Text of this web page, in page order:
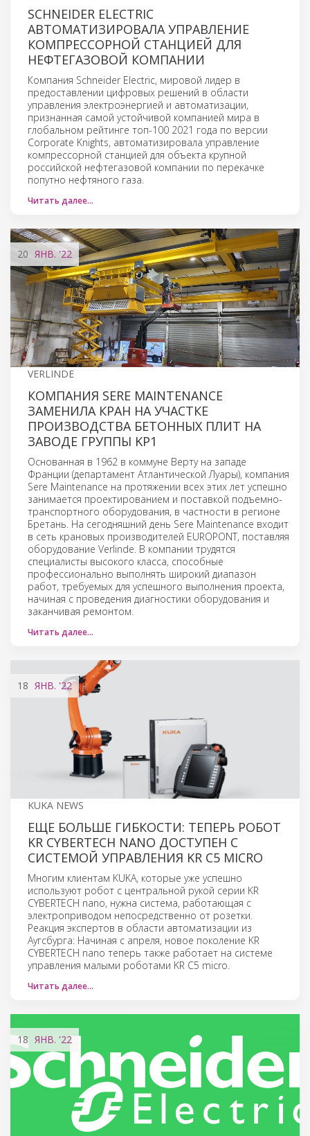
SCHNEIDER ELECTRIC
АВТОМАТИЗИРОВАЛА УПРАВЛЕНИЕ
КОМПРЕССОРНОЙ СТАНЦИЕЙ ДЛЯ
НЕФТЕГАЗОВОЙ КОМПАНИИ
Компания Schneider Electric, мировой лидер в
предоставлении цифровых решений в области
управления электроэнергией и автоматизации,
признанная самой устойчивой компанией мира в
глобальном рейтинге топ-100 2021 года по версии
Corporate Knights, автоматизировала управление
компрессорной станцией для объекта крупной
российской нефтегазовой компании по перекачке
попутно нефтяного газа.
Читать далее…
20 ЯНВ.'22
VERLINDE
КОМПАНИЯ SERE MAINTENANCE
ЗАМЕНИЛА КРАН НА УЧАСТКЕ
ПРОИЗВОДСТВА БЕТОННЫХ ПЛИТ НА
ЗАВОДЕ ГРУППЫ KP1
Основанная в 1962 в коммуне Верту на западе
Франции (департамент Атлантической Луары), компания
Sere Maintenance на протяжении всех этих лет успешно
занимается проектированием и поставкой подъемно-
транспортного оборудования, в частности в регионе
Бретань. На сегодняшний день Sere Maintenance входит
в сеть крановых производителей EUROPONT, поставляя
оборудование Verlinde. В компании трудятся
специалисты высокого класса, способные
профессионально выполнять широкий диапазон
работ, требуемых для успешного выполнения проекта,
начиная с проведения диагностики оборудования и
заканчивая ремонтом.
Читать далее…
18 ЯНВ. '22
KUKA NEWS
ЕЩЕ БОЛЬШЕ ГИБКОСТИ: ТЕПЕРЬ РОБОТ
KR CYBERTECH NANO ДОСТУПЕН С
СИСТЕМОЙ УПРАВЛЕНИЯ KR C5 MICRO
Многим клиентам KUKA, которые уже успешно
используют робот с центральной рукой серии KR
CYBERTECH nano, нужна система, работающая с
электроприводом непосредственно от розетки.
Реакция экспертов в области автоматизации из
Аугсбурга: Начиная с апреля, новое поколение KR
CYBERTECH nano теперь также работает на системе
управления малыми роботами KR C5 micro.
Читать далее…
18 ЯНВ. '22